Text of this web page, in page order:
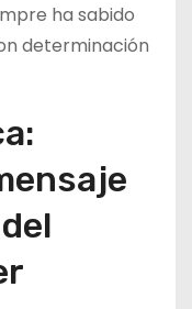
ha sabido
determinación